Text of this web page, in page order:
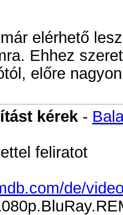
elérhető
Ehhez
előre
kérek -
feliratot
de/